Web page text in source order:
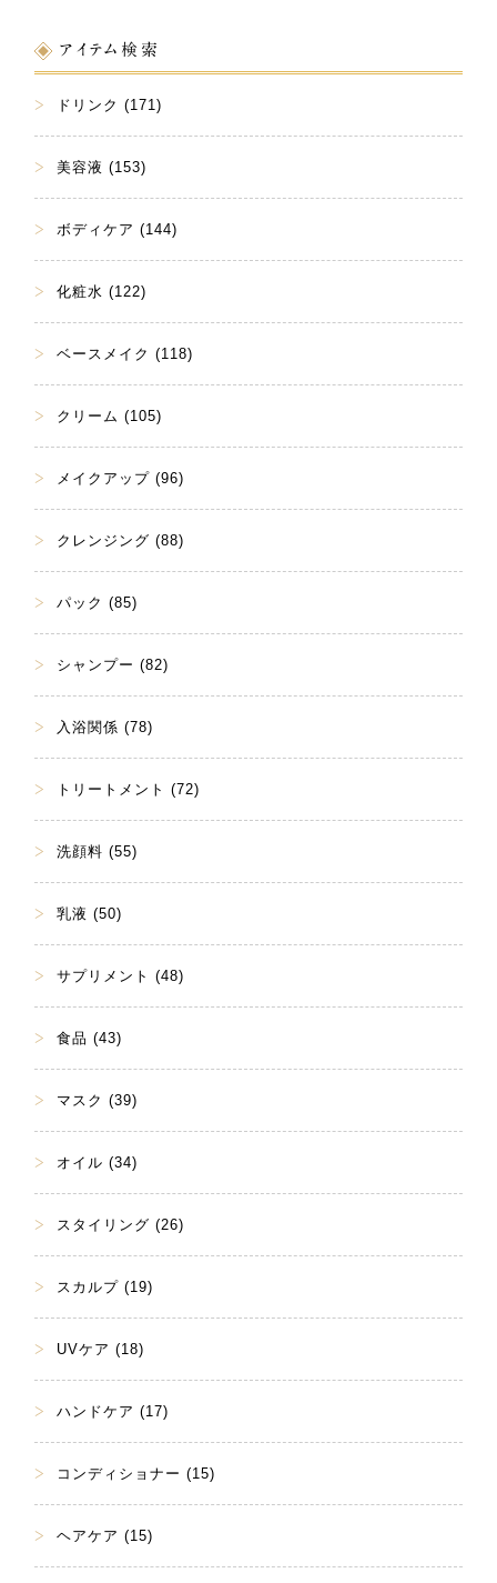
アイテム検索
ドリンク (171)
美容液 (153)
ボディケア (144)
化粧水 (122)
ベースメイク (118)
クリーム (105)
メイクアップ (96)
クレンジング (88)
パック (85)
シャンプー (82)
入浴関係 (78)
トリートメント (72)
洗顔料 (55)
乳液 (50)
サプリメント (48)
食品 (43)
マスク (39)
オイル (34)
スタイリング (26)
スカルプ (19)
UVケア (18)
ハンドケア (17)
コンディショナー (15)
ヘアケア (15)